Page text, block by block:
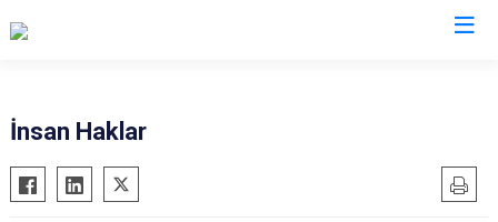
Gebze
Gölcük
İnsan Haklar